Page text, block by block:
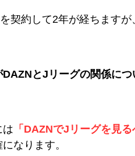
契約して2年が経ちますが
とJリーグの関係につ
は 「DAZNでJリーグを見
なります。